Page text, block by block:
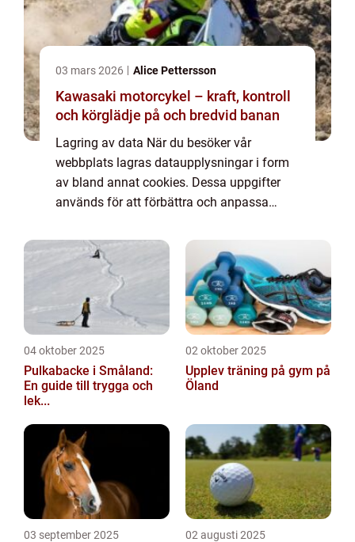
03 mars 2026 Alice Pettersson
Kawasaki motorcykel – kraft, kontroll
och körglädje på och bredvid banan
Lagring av data När du besöker vår
webbplats lagras dataupplysningar i form
av bland annat cookies. Dessa uppgifter
används för att förbättra och anpassa
bra information som möjligt. Om du inte vill
att vi...
04 oktober 2025
Pulkabacke i Småland:
En guide till trygga och
lek...
02 oktober 2025
Upplev träning på gym på
Öland
03 september 2025 02 augusti 2025